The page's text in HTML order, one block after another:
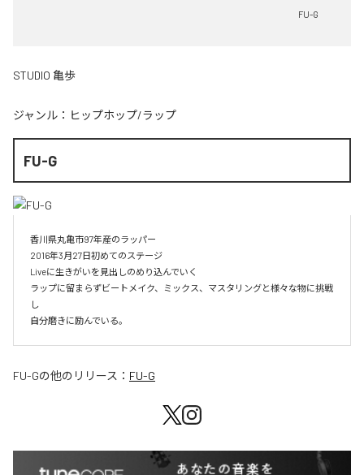
FU-G
STUDIO 亀歩
ジャンル： ヒップホップ/ラップ
FU-G
香川県丸亀市97年産のラッパー
2016年3月27日初めてのステージ
Liveに生きがいを見出しのめり込んでいく
ラップに留まらずビートメイク、ミックス、マスタリングと様々な物に挑戦
し
自分磨きに励んでいる。
FU-Gの他のリリース： FU-G